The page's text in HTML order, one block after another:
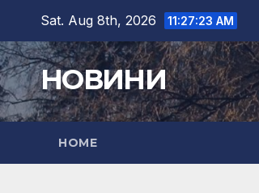
content
Sat. Aug 8th, 2026 11:27:24 AM
НОВИНИ
HOME